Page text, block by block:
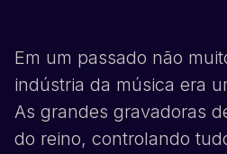
Em um passado não
indústria da música era
As grandes gravadoras
do reino, controlando